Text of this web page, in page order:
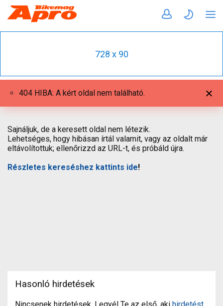
728 x 90
404 HIBA: A kért oldal nem található.
Sajnáljuk, de a keresett oldal nem létezik.
Lehetséges, hogy hibásan írtál valamit, vagy az oldalt már
eltávolítottuk; ellenőrizzd az URL-t, és próbáld újra.
Részletes kereséshez kattints ide!
Hasonló hirdetések